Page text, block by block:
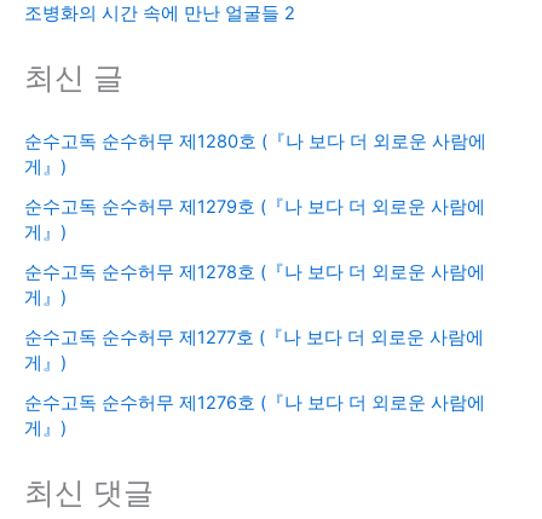
조병화의 시간 속에 만난 얼굴들 2
최신 글
순수고독 순수허무 제1280호 (『나 보다 더 외로운 사람에
게』)
순수고독 순수허무 제1279호 (『나 보다 더 외로운 사람에
게』)
순수고독 순수허무 제1278호 (『나 보다 더 외로운 사람에
게』)
순수고독 순수허무 제1277호 (『나 보다 더 외로운 사람에
게』)
순수고독 순수허무 제1276호 (『나 보다 더 외로운 사람에
게』)
최신 댓글